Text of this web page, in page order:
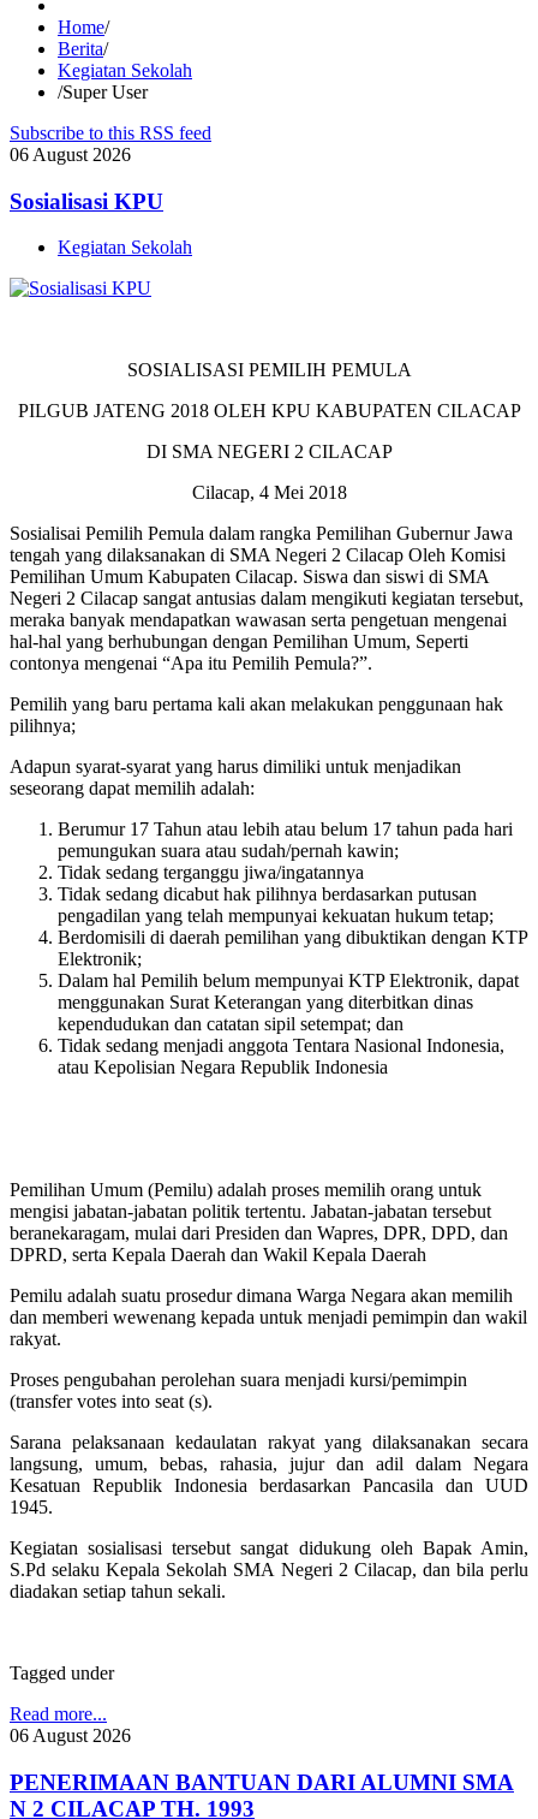
Home/
Berita/
Kegiatan Sekolah
/Super User
Subscribe to this RSS feed
06 August 2026
Sosialisasi KPU
Kegiatan Sekolah
SOSIALISASI PEMILIH PEMULA
PILGUB JATENG 2018 OLEH KPU KABUPATEN CILACAP
DI SMA NEGERI 2 CILACAP
Cilacap, 4 Mei 2018
Sosialisai Pemilih Pemula dalam rangka Pemilihan Gubernur Jawa
tengah yang dilaksanakan di SMA Negeri 2 Cilacap Oleh Komisi
Pemilihan Umum Kabupaten Cilacap. Siswa dan siswi di SMA
Negeri 2 Cilacap sangat antusias dalam mengikuti kegiatan tersebut,
meraka banyak mendapatkan wawasan serta pengetuan mengenai
hal-hal yang berhubungan dengan Pemilihan Umum, Seperti
contonya mengenai “Apa itu Pemilih Pemula?”.
Pemilih yang baru pertama kali akan melakukan penggunaan hak
pilihnya;
Adapun syarat-syarat yang harus dimiliki untuk menjadikan
seseorang dapat memilih adalah:
Berumur 17 Tahun atau lebih atau belum 17 tahun pada hari
pemungukan suara atau sudah/pernah kawin;
Tidak sedang terganggu jiwa/ingatannya
Tidak sedang dicabut hak pilihnya berdasarkan putusan
pengadilan yang telah mempunyai kekuatan hukum tetap;
Berdomisili di daerah pemilihan yang dibuktikan dengan KTP
Elektronik;
Dalam hal Pemilih belum mempunyai KTP Elektronik, dapat
menggunakan Surat Keterangan yang diterbitkan dinas
kependudukan dan catatan sipil setempat; dan
Tidak sedang menjadi anggota Tentara Nasional Indonesia,
atau Kepolisian Negara Republik Indonesia
Pemilihan Umum (Pemilu) adalah proses memilih orang untuk
mengisi jabatan-jabatan politik tertentu. Jabatan-jabatan tersebut
beranekaragam, mulai dari Presiden dan Wapres, DPR, DPD, dan
DPRD, serta Kepala Daerah dan Wakil Kepala Daerah
Pemilu adalah suatu prosedur dimana Warga Negara akan memilih
dan memberi wewenang kepada untuk menjadi pemimpin dan wakil
rakyat.
Proses pengubahan perolehan suara menjadi kursi/pemimpin
(transfer votes into seat (s).
Sarana pelaksanaan kedaulatan rakyat yang dilaksanakan secara
langsung, umum, bebas, rahasia, jujur dan adil dalam Negara
Kesatuan Republik Indonesia berdasarkan Pancasila dan UUD
1945.
Kegiatan sosialisasi tersebut sangat didukung oleh Bapak Amin,
S.Pd selaku Kepala Sekolah SMA Negeri 2 Cilacap, dan bila perlu
diadakan setiap tahun sekali.
Tagged under
Read more...
06August2026
PENERIMAAN BANTUAN DARI ALUMNI SMA
N 2 CILACAP TH. 1993